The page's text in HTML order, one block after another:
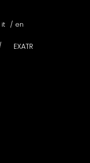
it en
EXATR